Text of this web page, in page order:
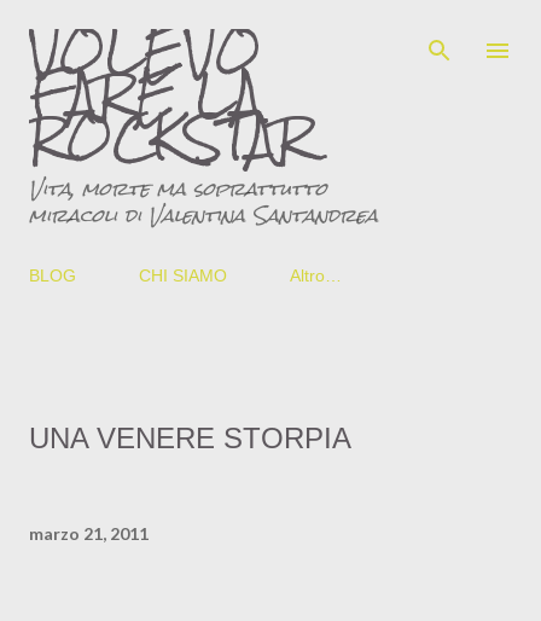
Passa ai contenuti principali
VOLEVO
FARE LA
ROCKSTAR
Vita, morte ma soprattutto
miracoli di Valentina Santandrea
BLOG CHI SIAMO Altro…
UNA VENERE STORPIA
marzo 21, 2011